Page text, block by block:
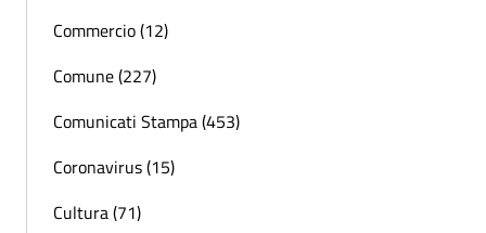
Commercio (12)
Comune (227)
Comunicati Stampa (453)
Coronavirus (15)
Cultura (71)